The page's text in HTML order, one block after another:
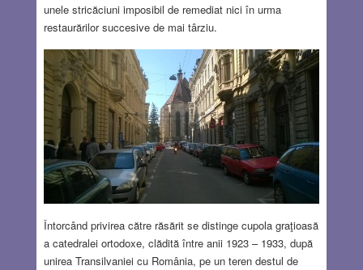
unele stricăciuni imposibil de remediat nici în urma
restaurărilor succesive de mai târziu.
Întorcând privirea către răsărit se distinge cupola graţioasă
a catedralei ortodoxe, clădită între anii 1923 – 1933, după
unirea Transilvaniei cu România, pe un teren destul de